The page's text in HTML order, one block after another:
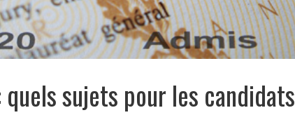
sujets pour les candidats